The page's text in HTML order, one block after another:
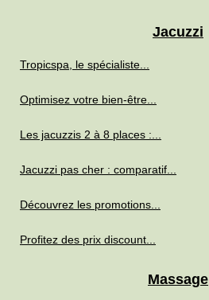
Jacuzzi
Tropicspa, le spécialiste...
Optimisez votre bien-être...
Les jacuzzis 2 à 8 places :...
Jacuzzi pas cher : comparatif...
Découvrez les promotions...
Profitez des prix discount...
Massage